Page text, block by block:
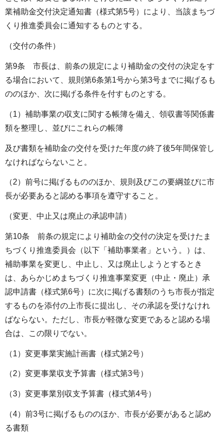
業補助金交付決定通知書（様式第5号）により、当該まちづ
くり推進委員会に通知するものとする。
（交付の条件）
第9条 市長は、前条の規定により補助金の交付の決定をす
る場合において、規則第6条第1号から第3号までに掲げるも
ののほか、次に掲げる条件を付すものとする。
（1）補助事業の収支に関する帳簿を備え、領収書等関係書
類を整理し、並びにこれらの帳簿
及び書類を補助金の交付を受けた年度の終了後5年間保管し
なければならないこと。
（2）前号に掲げるもののほか、規則及びこの要綱並びに市
長が必要あると認める事項を遵守すること。
（変更、中止又は廃止の承認申請）
第10条 前条の規定により補助金の交付の決定を受けたま
ちづくり推進委員会（以下「補助事業者」という。）は、
補助事業を変更し、中止し、又は廃止しようとするとき
は、あらかじめまちづくり推進事業変更（中止・廃止）承
認申請書（様式第6号）に次に掲げる書類のうち市長が指定
するものを添付の上市長に提出し、その承認を受けなけれ
ばならない。ただし、市長が軽微な変更であると認める場
合は、この限りでない。
（1）変更事業実施計画書（様式第2号）
（2）変更事業収支予算書（様式第3号）
（3）変更事業別収支予算書（様式第4号）
（4）前3号に掲げるもののほか、市長が必要があると認め
る書類